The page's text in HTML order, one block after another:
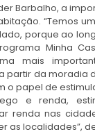
Barbalho, a
“Temos
porque ao
Minha
mais
partir da moradia
o papel de
e renda,
renda nas
as localidades”,